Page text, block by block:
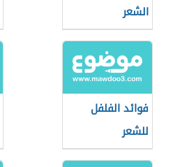
الشعر
فوائد الفلفل
للشعر